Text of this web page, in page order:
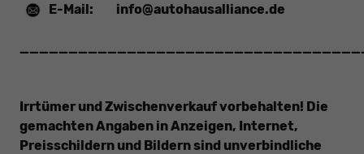
E-Mail: info@autohausalliance.de
Irrtümer und Zwischenverkauf vorbehalten! Die
gemachten Angaben in Anzeigen, Internet,
Preisschildern und Bildern sind unverbindliche